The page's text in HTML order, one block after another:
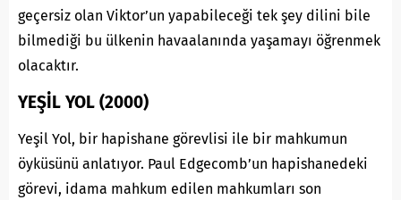
geçersiz olan Viktor’un yapabileceği tek şey dilini bile
bilmediği bu ülkenin havaalanında yaşamayı öğrenmek
olacaktır.
YEŞİL YOL (2000)
Yeşil Yol, bir hapishane görevlisi ile bir mahkumun
öyküsünü anlatıyor. Paul Edgecomb’un hapishanedeki
görevi, idama mahkum edilen mahkumları son